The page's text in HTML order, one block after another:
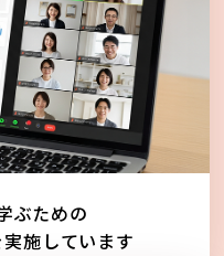
ぶための
施しています